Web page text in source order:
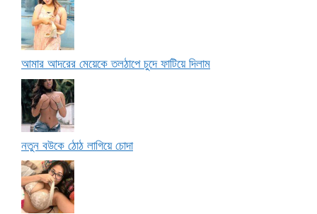
আমার আদরের মেয়েকে তলঠাপে চুদে ফাটিয়ে দিলাম
নতুন বউকে ঠোঠ লাগিয়ে চোদা